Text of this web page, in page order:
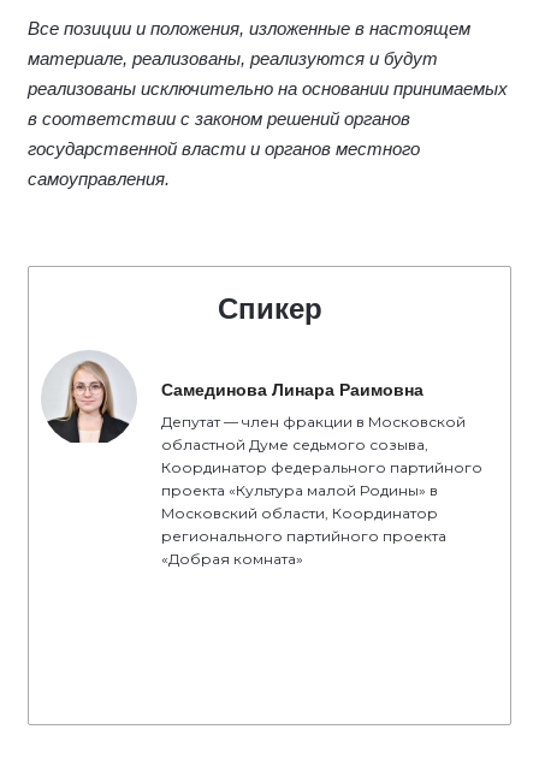
Все позиции и положения, изложенные в настоящем
материале, реализованы, реализуются и будут
реализованы исключительно на основании принимаемых
в соответствии с законом решений органов
государственной власти и органов местного
самоуправления.
Спикер
Самединова Линара Раимовна
Депутат — член фракции в Московской
областной Думе седьмого созыва,
Координатор федерального партийного
проекта «Культура малой Родины» в
Московский области, Координатор
регионального партийного проекта
«Добрая комната»